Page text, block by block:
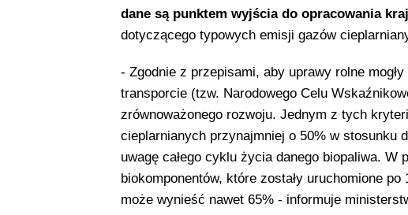
dane są punktem wyjścia do opracowania
dotyczącego typowych emisji gazów
- Zgodnie z przepisami, aby uprawy rolne
transporcie (tzw. Narodowego Celu
zrównoważonego rozwoju. Jednym z tych
cieplarnianych przynajmniej o 50% w stosunku
uwagę całego cyklu życia danego biopaliwa.
biokomponentów, które zostały uruchomione
może wynieść nawet 65% - informuje